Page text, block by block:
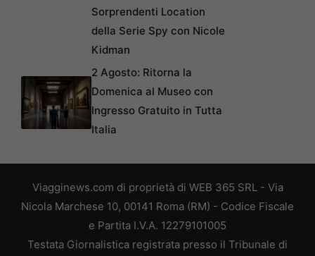
Sorprendenti Location
della Serie Spy con Nicole
Kidman
2 Agosto: Ritorna la
Domenica al Museo con
Ingresso Gratuito in Tutta
Italia
Viagginews.com di proprietà di WEB 365 SRL - Via
Nicola Marchese 10, 00141 Roma (RM) - Codice Fiscale
e Partita I.V.A. 12279101005
Testata Giornalistica registrata presso il Tribunale di